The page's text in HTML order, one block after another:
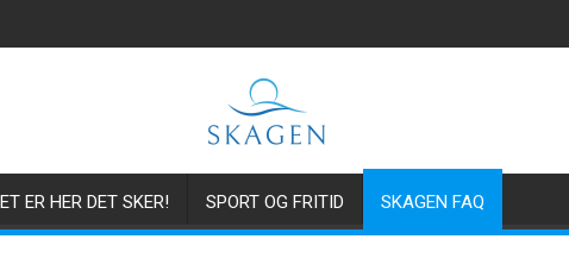
ER HER DET SKER! SPORT OG FRITID SKAGEN FAQ